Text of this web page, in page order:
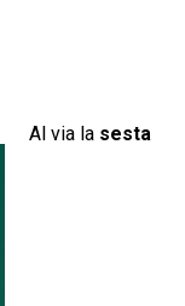
Al via la sesta